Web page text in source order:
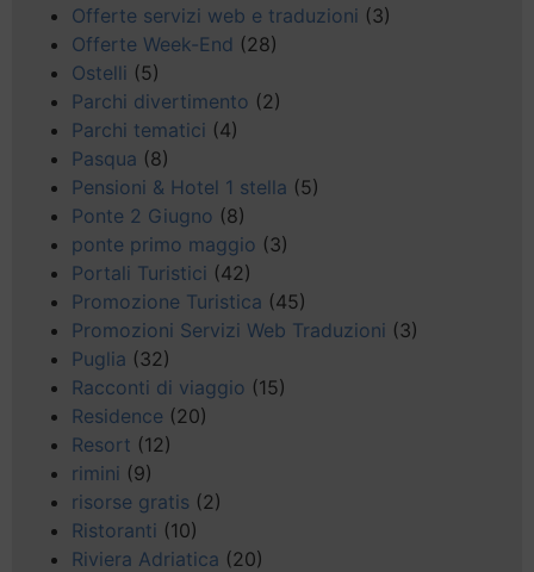
Offerte servizi web e traduzioni (3)
Offerte Week-End (28)
Ostelli (5)
Parchi divertimento (2)
Parchi tematici (4)
Pasqua (8)
Pensioni & Hotel 1 stella (5)
Ponte 2 Giugno (8)
ponte primo maggio (3)
Portali Turistici (42)
Promozione Turistica (45)
Promozioni Servizi Web Traduzioni (3)
Puglia (32)
Racconti di viaggio (15)
Residence (20)
Resort (12)
rimini (9)
risorse gratis (2)
Ristoranti (10)
Riviera Adriatica (20)